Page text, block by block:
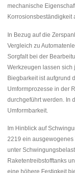
mechanische
Korrosionsbeständigkeit
In Bezug auf die
Vergleich zu
Sorgfalt bei der
Werkzeugen lassen
Biegbarkeit ist aufgrund
Umformprozesse in der
durchgeführt werden. In
Umformbarkeit.
Im Hinblick auf
2219 ein ausgewogenes
unter
Raketentreibstofftanks
eine höhere Festigkeit